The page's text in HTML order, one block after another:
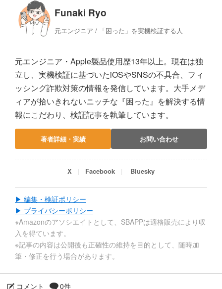
Funaki Ryo
元エンジニア / 「困った」を実機検証する人
元エンジニア・Apple製品使用歴13年以上。現在は独
立し、実機検証に基づいたiOSやSNSの不具合、フィ
ッシング詐欺対策の情報を発信しています。大手メデ
ィアが拾いきれないニッチな『困った』を解決する情
報にこだわり、検証記事を執筆しています。
著者詳細・実績 お問い合わせ
X Facebook Bluesky
▶ 編集・検証ポリシー
▶ プライバシーポリシー
※Amazonのアソシエイトとして、SBAPPは適格販売により収
入を得ています。
※記事の内容は公開後も正確性の維持を目的として、随時加
筆・修正を行う場合があります。
コメント 0件